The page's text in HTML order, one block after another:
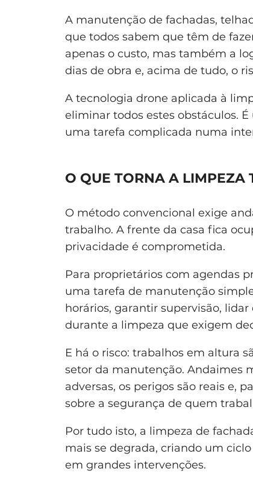
A manutenção de fachadas,
que todos sabem que têm de
apenas o custo, mas também a
dias de obra e, acima de tudo, o
A tecnologia drone aplicada à
eliminar todos estes obstáculos.
uma tarefa complicada numa
O QUE TORNA A LIMPEZA
O método convencional exige
trabalho. A frente da casa fica
privacidade é comprometida.
Para proprietários com agendas
uma tarefa de manutenção
horários, garantir supervisão,
durante a limpeza que exigem
E há o risco: trabalhos em altura
setor da manutenção. Andaimes
adversas, os perigos são reais e,
sobre a segurança de quem
Por tudo isto, a limpeza de
mais se degrada, criando um
em grandes intervenções.